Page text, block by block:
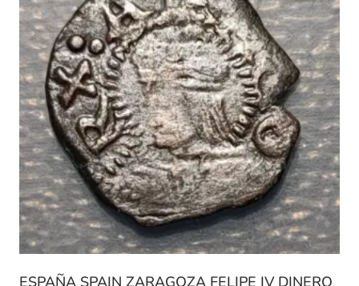
ESPAÑA SPAIN ZARAGOZA FELIPE IV DINERO